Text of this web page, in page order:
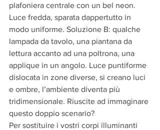
plafoniera centrale con un bel neon.
Luce fredda, sparata dappertutto in
modo uniforme. Soluzione B: qualche
lampada da tavolo, una piantana da
lettura accanto ad una poltrona, una
applique in un angolo. Luce puntiforme
dislocata in zone diverse, si creano luci
e ombre, l’ambiente diventa più
tridimensionale. Riuscite ad immaginare
questo doppio scenario?
Per sostituire i vostri corpi illuminanti